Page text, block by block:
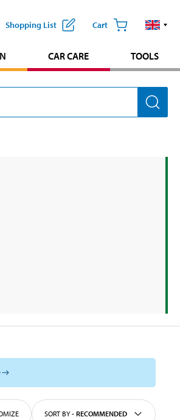
Shopping List Cart
CAR CARE TOOLS
SORT BY- RECOMMENDED